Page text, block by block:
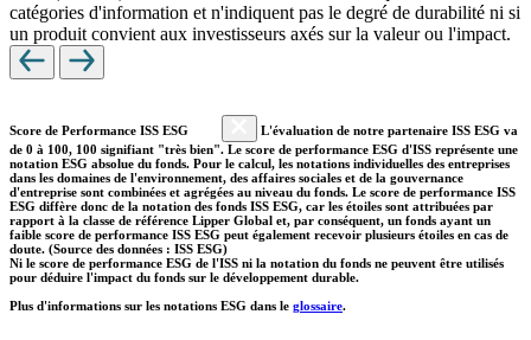
catégories d'information et n'indiquent pas le degré de durabilité ni si
un produit convient aux investisseurs axés sur la valeur ou l'impact.
Score de Performance ISS ESG
L'évaluation de notre partenaire ISS ESG va
de 0 à 100, 100 signifiant "très bien". Le score de performance ESG d'ISS représente une
notation ESG absolue du fonds. Pour le calcul, les notations individuelles des entreprises
dans les domaines de l'environnement, des affaires sociales et de la gouvernance
d'entreprise sont combinées et agrégées au niveau du fonds. Le score de performance ISS
ESG diffère donc de la notation des fonds ISS ESG, car les étoiles sont attribuées par
rapport à la classe de référence Lipper Global et, par conséquent, un fonds ayant un
faible score de performance ISS ESG peut également recevoir plusieurs étoiles en cas de
doute. (Source des données : ISS ESG)
Ni le score de performance ESG de l'ISS ni la notation du fonds ne peuvent être utilisés
pour déduire l'impact du fonds sur le développement durable.
Plus d'informations sur les notations ESG dans le glossaire.